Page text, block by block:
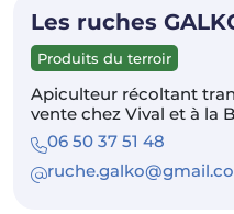
Les ruches
Produits du terroir
Apiculteur récoltant
vente chez Vival et à la
06 50 37 51 48